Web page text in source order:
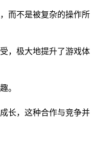
而不是被复杂的操作所
，极大地提升了游戏体
。
长，这种合作与竞争并